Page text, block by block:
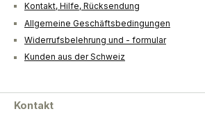
Kontakt, Hilfe, Rücksendung
Allgemeine Geschäftsbedingungen
Widerrufsbelehrung und - formular
Kunden aus der Schweiz
Kontakt